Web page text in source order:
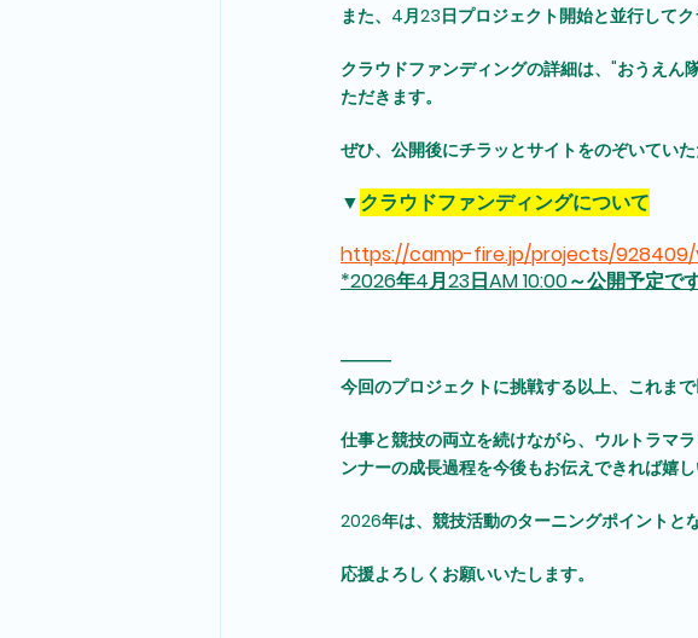
また、4月23日プロジェクト開始と並行して
クラウドファンディングの詳細は、"おうえん
ただきます。
ぜひ、公開後にチラッとサイトをのぞいていた
▼クラウドファンディングについて
https://camp-fire.jp/projects/
*2026年4月23日AM 10:00～公開予定です
―――
今回のプロジェクトに挑戦する以上、これま
仕事と競技の両立を続けながら、ウルトラマ
ンナーの成長過程を今後もお伝えできれば嬉し
2026年は、競技活動のターニングポイントと
応援よろしくお願いいたします。